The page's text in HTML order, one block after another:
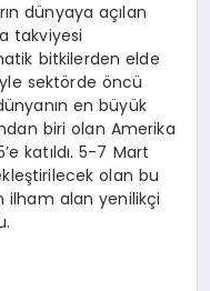
dünyaya açılan
takviyesi
bitkilerden elde
sektörde öncü
en büyük
biri olan Amerika
katıldı. 5-7 Mart
olan bu
ilham alan yenilikçi